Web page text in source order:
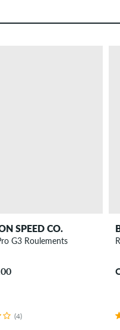
SPEED CO.
G3 Roulements
(4)